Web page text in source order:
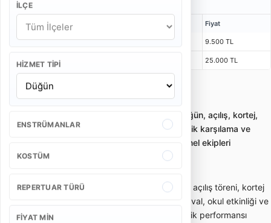
İLÇE
HIZMET TIPI
ENSTRÜMANLAR
KOSTÜM
REPERTUAR TÜRÜ
FIYAT MIN
Düğün Bando Takımı Fiyatları
Bulunma Süresi Fiyat
4 Kişi 55 Dakika 40 Dakika 9.500 TL
5 Kişi 25.000 TL
Düğün Bando Takımı
Bando takımı kiralama; gelin alma, düğün, açılış, kortej,
sünnet ve kurumsal etkinliklerde enerjik karşılama ve
yürüyüş performansı sunan profesyonel ekipleri
karşılaştırmayı sağlar.
Bando takımı; gelin alma, düğün girişi, açılış töreni, kortej
yürüyüşü, sünnet organizasyonu, festival, okul etkinliği ve
kurumsal davetlerde enerjik canlı müzik performansı